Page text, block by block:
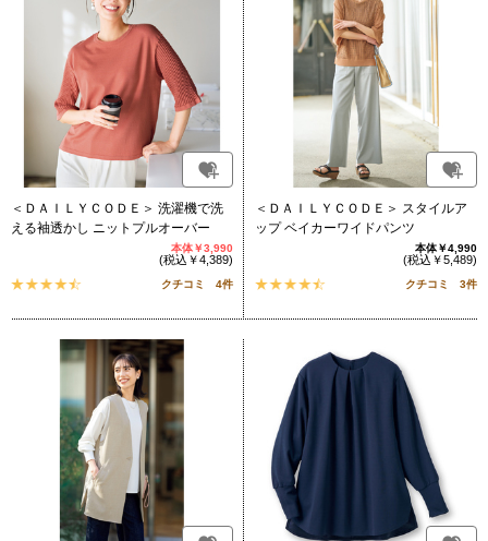
＜ＤＡＩＬＹＣＯＤＥ＞ 洗濯機で洗
える袖透かし ニットプルオーバー
本体￥3,990
(税込￥4,389)
クチコミ 4件
＜ＤＡＩＬＹＣＯＤＥ＞ スタイルア
ップ ベイカーワイドパンツ
本体￥4,990
(税込￥5,489)
クチコミ 3件